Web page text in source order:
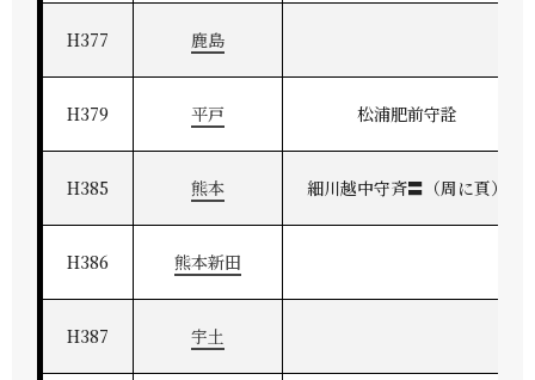
H377 鹿島
H379 平戸 松浦肥前守詮
H385 熊本 細川越中守斉〓（周に頁）
H386 熊本新田
H387 宇土